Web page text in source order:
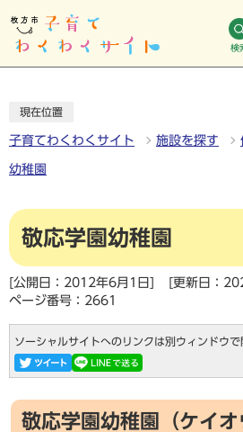
検
現在位置
子育てわくわくサイト 施設を探す
幼稚園
敬応学園幼稚園
[公開日：2012年6月1日]
[更新日：
ページ番号：2661
ソーシャルサイトへのリンクは別ウィンドウで
敬応学園幼稚園（ケイ